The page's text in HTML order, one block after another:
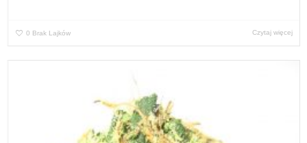
0 Brak Lajków Czytaj więcej